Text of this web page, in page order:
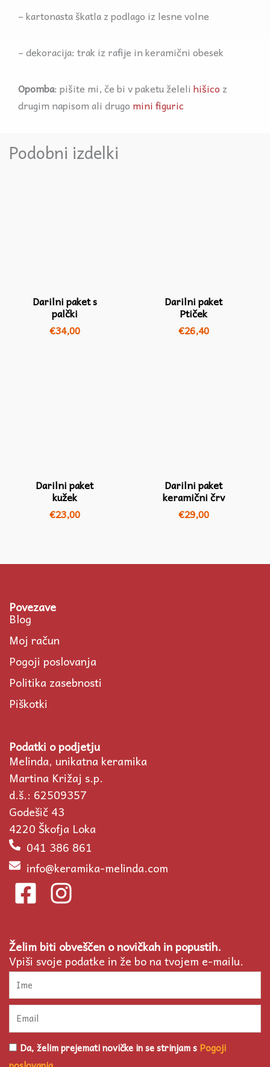
– kartonasta škatla z podlago iz lesne volne
– dekoracija: trak iz rafije in keramični obesek
Opomba: pišite mi, če bi v paketu želeli hišico z
drugim napisom ali drugo mini figuric
Podobni izdelki
Darilni paket s
palčki
€34,00
Darilni paket
Ptiček
€26,40
Darilni paket
kužek
€23,00
Darilni paket
keramični črv
€29,00
Povezave
Blog
Moj račun
Pogoji poslovanja
Politika zasebnosti
Piškotki
Podatki o podjetju
Melinda, unikatna keramika
Martina Križaj s.p.
d.š.: 62509357
Godešič 43
4220 Škofja Loka
041 386 861
info@keramika-melinda.com
F
a
c
e
b
o
o
k
I
n
s
t
a
g
r
a
Želim biti obveščen o novičkah in popustih.
Vpiši svoje podatke in že bo na tvojem e-mailu.
Ime
Email
Pogoji
poslovanja
Da, želim prejemati novičke in se strinjam s Pogoji